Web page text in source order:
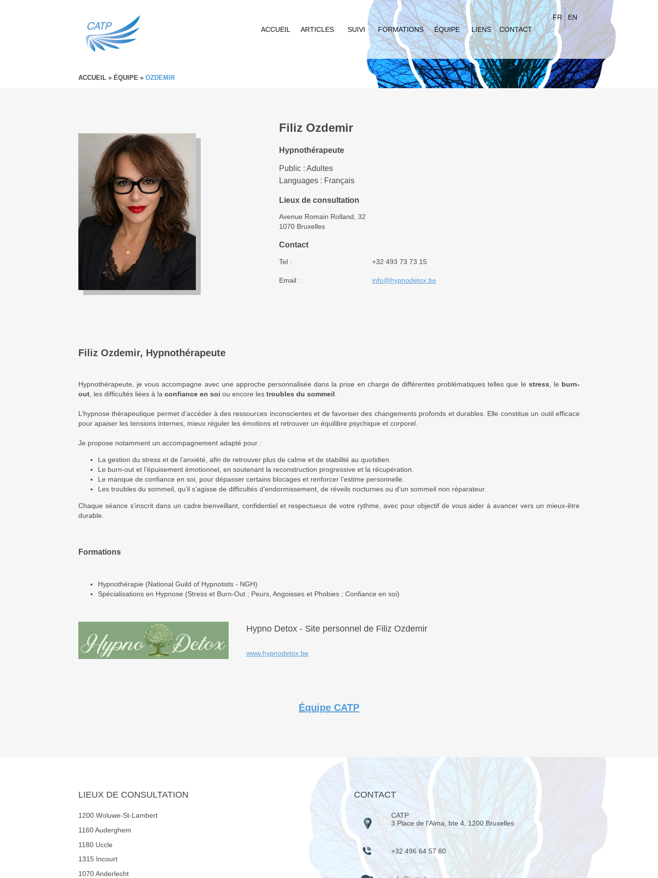
EN
FR
CONTACT
LIENS
ÉQUIPE
FORMATIONS
SUIVI
ARTICLES
ACCUEIL
ACCUEIL » ÉQUIPE » OZDEMIR
Filiz Ozdemir
Hypnothérapeute
Public : Adultes
Languages : Français
Lieux de consultation
Avenue Romain Rolland, 32
1070 Bruxelles
Contact
+32 493 73 73 15
Tel :
info@hypnodetox.be
Email :
Filiz Ozdemir, Hypnothérapeute
Hypnothérapeute, je vous accompagne avec une approche personnalisée dans la prise en charge de différentes problématiques telles que le stress , le burn-
out , les difficultés liées à la confiance en soi ou encore les troubles du sommeil
L’hypnose thérapeutique permet d’accéder à des ressources inconscientes et de favoriser des changements profonds et durables. Elle constitue un outil efficace
pour apaiser les tensions internes, mieux réguler les émotions et retrouver un équilibre psychique et corporel.
Je propose notamment un accompagnement adapté pour :
La gestion du stress et de l’anxiété, afin de retrouver plus de calme et de stabilité au quotidien.
Le burn-out et l’épuisement émotionnel, en soutenant la reconstruction progressive et la récupération.
Le manque de confiance en soi, pour dépasser certains blocages et renforcer l’estime personnelle.
Les troubles du sommeil, qu’il s’agisse de difficultés d’endormissement, de réveils nocturnes ou d’un sommeil non réparateur.
Chaque séance s’inscrit dans un cadre bienveillant, confidentiel et respectueux de votre rythme, avec pour objectif de vous aider à avancer vers un mieux-être
durable.
Formations
Hypnothérapie (National Guild of Hypnotists - NGH)
Spécialisations en Hypnose (Stress et Burn-Out ; Peurs, Angoisses et Phobies ; Confiance en soi)
Hypno Detox - Site personnel de Filiz Ozdemir
www.hypnodetox.be
Équipe CATP
LIEUX DE CONSULTATION
1200 Woluwe-St-Lambert
1160 Auderghem
1180 Uccle
1315 Incourt
1070 Anderlecht
CONTACT
CATP
3 Place de l'Alma, bte 4, 1200 Bruxelles
+32 496 64 57 80